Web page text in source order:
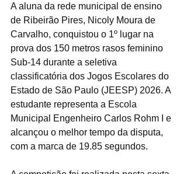
A aluna da rede municipal de ensino
de Ribeirão Pires, Nicoly Moura de
Carvalho, conquistou o 1º lugar na
prova dos 150 metros rasos feminino
Sub-14 durante a seletiva
classificatória dos Jogos Escolares do
Estado de São Paulo (JEESP) 2026. A
estudante representa a Escola
Municipal Engenheiro Carlos Rohm I e
alcançou o melhor tempo da disputa,
com a marca de 19.85 segundos.